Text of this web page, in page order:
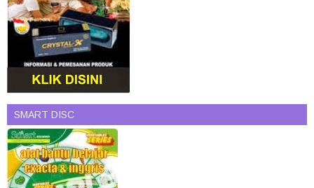
SMART DISC